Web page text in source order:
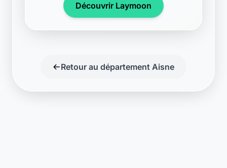
Découvrir Laymoon
Retour au département Aisne